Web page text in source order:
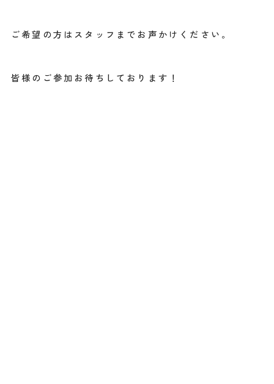
ご希望の方はスタッフまでお声かけください。
皆様のご参加お待ちしております！